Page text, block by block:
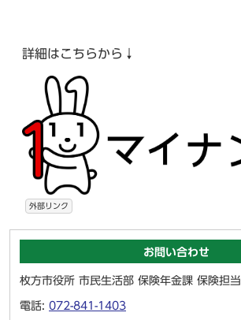
詳細はこちらから↓
外部リンク
お問い合わせ
枚方市役所 市民生活部 保険年金課 保険担当
電話: 072-841-1403